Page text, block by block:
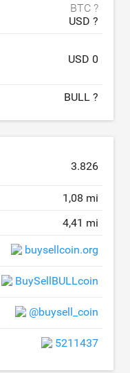
BTC ?
USD ?
USD 0
BULL ?
3.826
1,08 mi
4,41 mi
buysellcoin.org
BuySellBULLcoin
@buysell_coin
5211437